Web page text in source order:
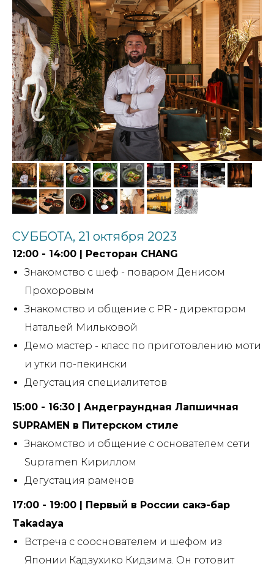
СУББОТА, 21 октября 2023
12:00 - 14:00 | Ресторан CHANG
Знакомство с шеф - поваром Денисом
Прохоровым
Знакомство и общение с PR - директором
Натальей Мильковой
Демо мастер - класс по приготовлению моти
и утки по-пекински
Дегустация специалитетов
15:00 - 16:30 | Андеграундная Лапшичная
SUPRAMEN в Питерском стиле
Знакомство и общение с основателем сети
Supramen Кириллом
Дегустация раменов
17:00 - 19:00 | Первый в России сакэ-бар
Takadaya
Встреча с сооснователем и шефом из
Японии Кадзухико Кидзима. Он готовит